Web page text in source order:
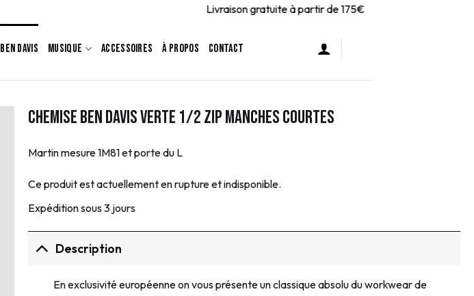
Livraison gratuite à partir de 175€
BEN DAVIS MUSIQUE ACCESSOIRES À PROPOS CONTACT
Chemise Ben Davis Verte 1/2 Zip Manches Courtes
Martin mesure 1M81 et porte du L
Ce produit est actuellement en rupture et indisponible.
Expédition sous 3 jours
Description
En exclusivité européenne on vous présente un classique absolu du workwear de